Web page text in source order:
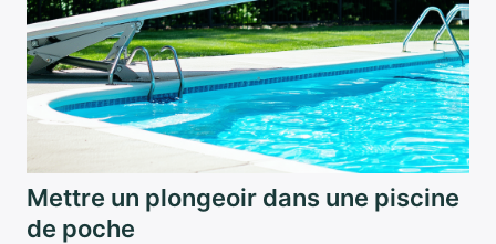
Mettre un plongeoir dans une piscine
de poche